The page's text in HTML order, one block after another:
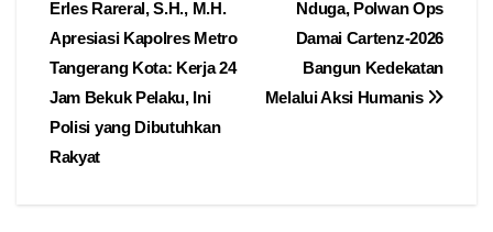
pos
Nduga, Polwan Ops
Damai Cartenz-2026
Bangun Kedekatan
Melalui Aksi Humanis
Erles Rareral, S.H., M.H.
Apresiasi Kapolres Metro
Tangerang Kota: Kerja 24
Jam Bekuk Pelaku, Ini
Polisi yang Dibutuhkan
Rakyat